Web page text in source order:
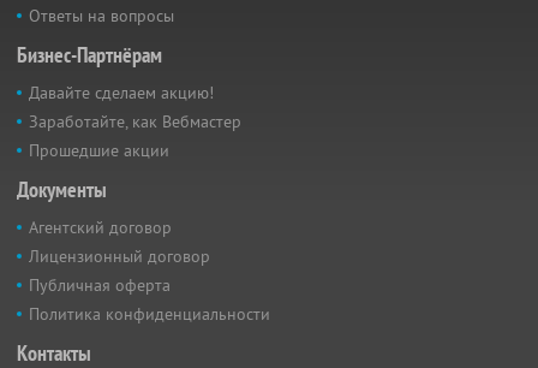
Ответы на вопросы
Бизнес-Партнёрам
Давайте сделаем акцию!
Заработайте, как Вебмастер
Прошедшие акции
Документы
Агентский договор
Лицензионный договор
Публичная оферта
Политика конфиденциальности
Контакты